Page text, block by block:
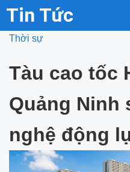
Tin Tức
Thời sự
Tàu cao tốc
Quảng Ninh
nghệ động